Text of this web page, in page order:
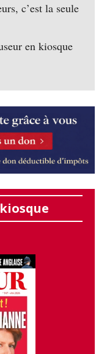
c’est la seule
en kiosque